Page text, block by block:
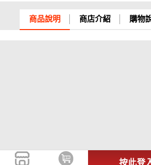
商品說明 商店介紹 購物
按此登
託、台灣樂天、三信商銀
兆豐銀行、合作金庫、第